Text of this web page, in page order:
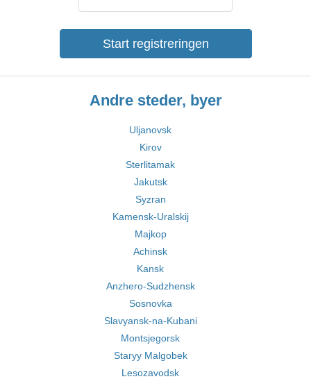
Start registreringen
Andre steder, byer
Uljanovsk
Kirov
Sterlitamak
Jakutsk
Syzran
Kamensk-Uralskij
Majkop
Achinsk
Kansk
Anzhero-Sudzhensk
Sosnovka
Slavyansk-na-Kubani
Montsjegorsk
Staryy Malgobek
Lesozavodsk